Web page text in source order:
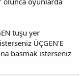
tuşu yer
ÜÇGEN'E
basmak isterseniz